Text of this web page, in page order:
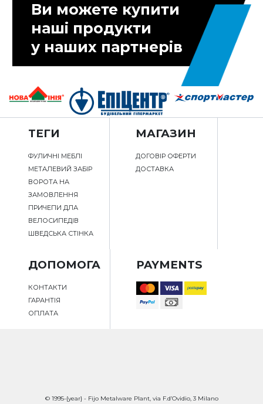
Ви можете купити
наші продукти
у наших партнерів
ТЕГИ
ФУЛИЧНІ МЕБЛІ
МЕТАЛЕВИЙ ЗАБІР
ВОРОТА НА
ЗАМОВЛЕННЯ
ПРИЧЕПИ ДЛА
ВЕЛОСИПЕДІВ
ШВЕДСЬКА СТІНКА
МАГАЗИН
ДОГОВІР ОФЕРТИ
ДОСТАВКА
ДОПОМОГА
КОНТАКТИ
ГАРАНТІЯ
ОПЛАТА
PAYMENTS
© 1995-{year} - Fijo Metalware Plant, via F.d’Ovidio, 3 Milano